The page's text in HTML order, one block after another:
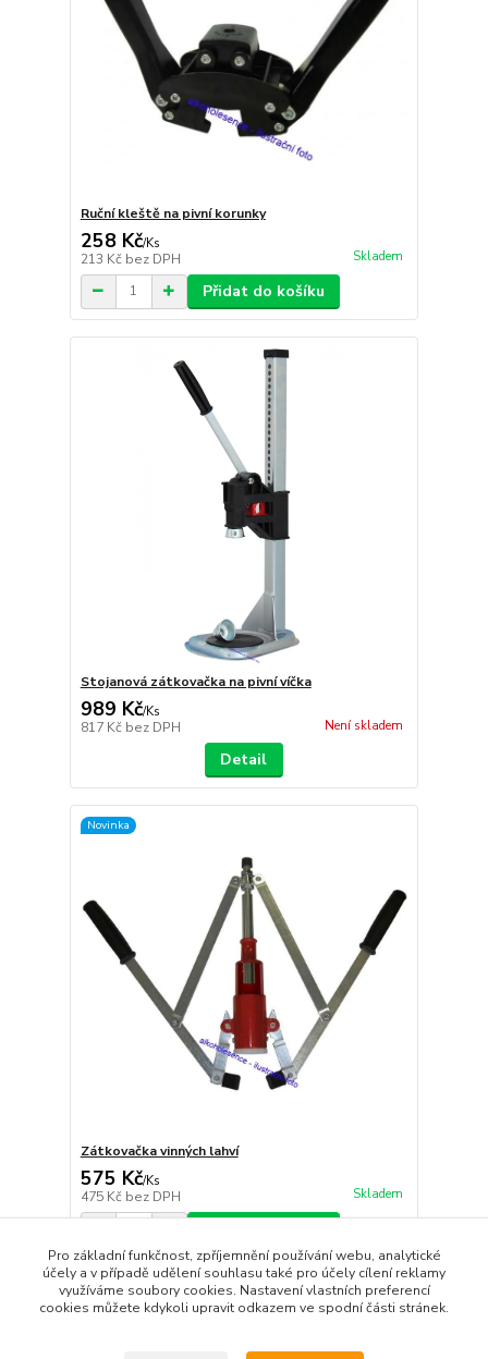
Ruční kleště na pivní korunky
258 Kč/Ks
213 Kč bez DPH Skladem
Přidat do košíku
Stojanová zátkovačka na pivní víčka
989 Kč/Ks
817 Kč bez DPH Není skladem
Detail
Novinka
Zátkovačka vinných lahví
575 Kč/Ks
475 Kč bez DPH Skladem
strana z 1
Pro základní funkčnost, zpříjemnění používání webu, analytické
účely a v případě udělení souhlasu také pro účely cílení reklamy
využíváme soubory cookies. Nastavení vlastních preferencí
cookies můžete kdykoli upravit odkazem ve spodní části stránek.